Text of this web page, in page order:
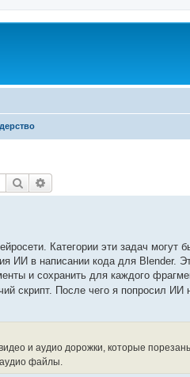
Поиск
Категории эти задач могут
ИИ в написании кода для Blender.
и сохранить для каждого
скрипт. После чего я попросил ИИ
и аудио дорожки, которые
аудио файлы.